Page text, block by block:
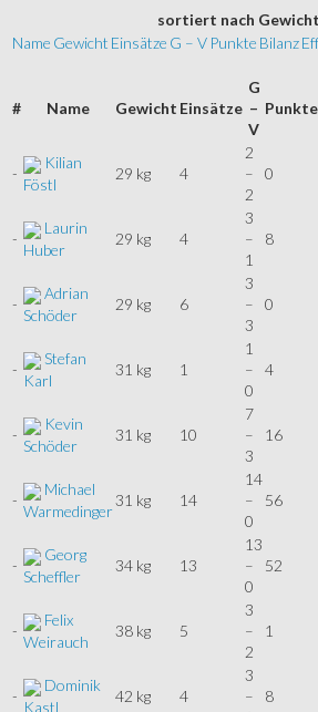
sortiert nach Gewicht
Name Gewicht Einsätze G – V Punkte Bilanz
# Name Gewicht Einsätze
G
–
V
Punkte
-
Kilian
Föstl
29 kg 4
2
–
2
0
-
Laurin
Huber
29 kg 4
3
–
1
8
-
Adrian
Schöder
29 kg 6
3
–
3
0
-
Stefan
Karl
31 kg 1
1
–
0
4
-
Kevin
Schöder
31 kg 10
7
–
3
16
-
Michael
Warmedinger
31 kg 14
14
–
0
56
-
Georg
Scheffler
34 kg 13
13
–
0
52
-
Felix
Weirauch
38 kg 5
3
–
2
1
-
Dominik
Kastl
42 kg 4
3
–
8